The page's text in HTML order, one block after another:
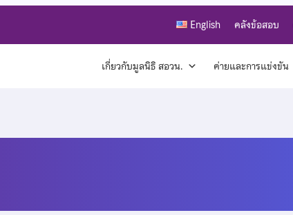
English คลังข้อสอบ
เกี่ยวกับมูลนิธิ สอวน. ค่ายและการแข่งขัน